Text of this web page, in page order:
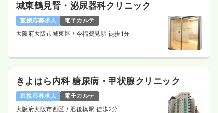
給与 21.3
※一例
時間 8:50～17:20
気になる 詳細を見る
2交代（常勤） 一時募集休止
城東鶴見腎・泌尿器科クリニック
直接応募求人
電子カルテ
大阪府大阪市城東区 / 今福鶴見駅 徒歩1分
きよはら内科 糖尿病・甲状腺クリニック
直接応募求人
電子カルテ
大阪府大阪市西区 / 肥後橋駅 徒歩2分